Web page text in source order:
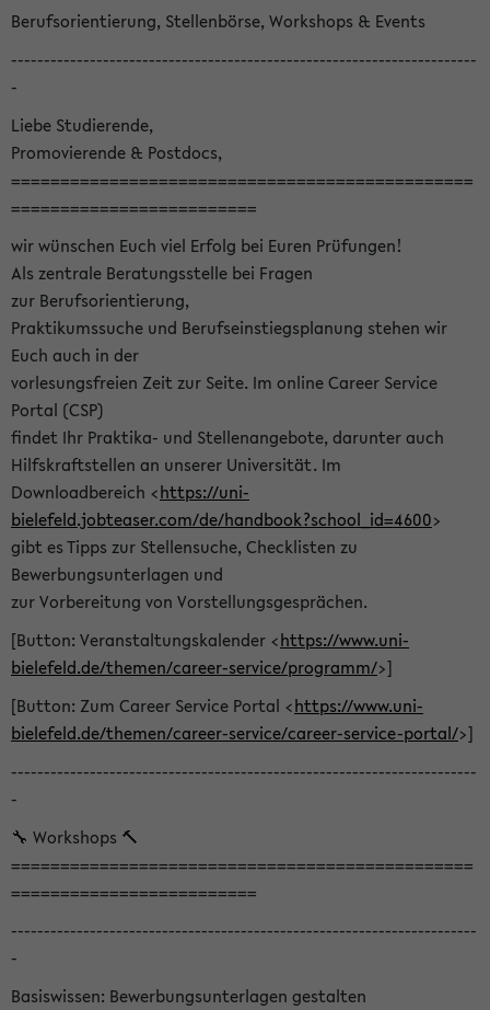
Berufsorientierung, Stellenbörse, Workshops & Events
-----------------------------------------------------------------------
-
Liebe Studierende,
Promovierende & Postdocs,
===============================================
=========================
wir wünschen Euch viel Erfolg bei Euren Prüfungen!
Als zentrale Beratungsstelle bei Fragen
zur Berufsorientierung,
Praktikumssuche und Berufseinstiegsplanung stehen wir
Euch auch in der
vorlesungsfreien Zeit zur Seite. Im online Career Service
Portal (CSP)
findet Ihr Praktika- und Stellenangebote, darunter auch
Hilfskraftstellen an unserer Universität. Im
Downloadbereich <https://uni-
bielefeld.jobteaser.com/de/handbook?school_id=4600>
gibt es Tipps zur Stellensuche, Checklisten zu
Bewerbungsunterlagen und
zur Vorbereitung von Vorstellungsgesprächen.
[Button: Veranstaltungskalender <https://www.uni-
bielefeld.de/themen/career-service/programm/>]
[Button: Zum Career Service Portal <https://www.uni-
bielefeld.de/themen/career-service/career-service-portal/>]
-----------------------------------------------------------------------
-
🔧 Workshops 🔨
===============================================
=========================
-----------------------------------------------------------------------
-
Basiswissen: Bewerbungsunterlagen gestalten